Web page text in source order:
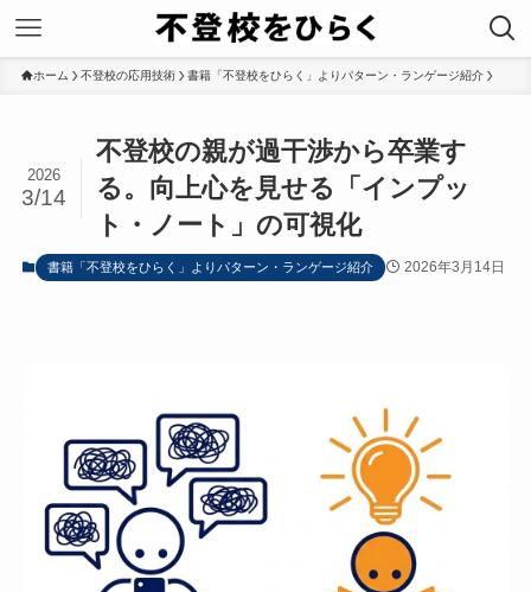
ホーム 不登校の応用技術 書籍「不登校をひらく」よりパターン・ランゲージ紹介
不登校の親が過干渉から卒業す
る。向上心を見せる「インプッ
ト・ノート」の可視化
2026
3/14
書籍「不登校をひらく」よりパターン・ランゲージ紹介 2026年3月14日